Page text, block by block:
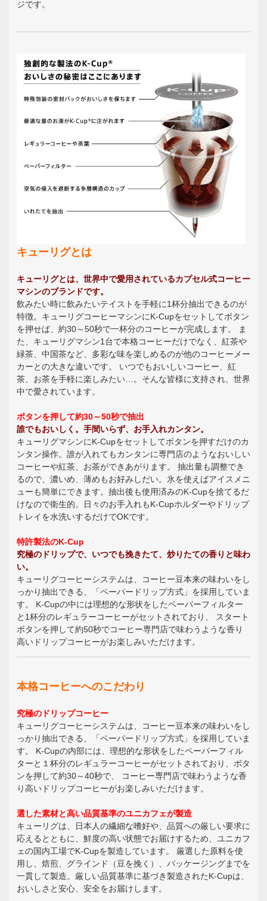
ジです。
キューリグとは
キューリグとは、世界中で愛用されているカプセル式コーヒー
マシンのブランドです。
飲みたい時に飲みたいテイストを手軽に1杯分抽出できるのが
特徴。キューリグコーヒーマシンにK-Cupをセットしてボタン
を押せば、約30～50秒で一杯分のコーヒーが完成します。 ま
た、キューリグマシン1台で本格コーヒーだけでなく、紅茶や
緑茶、中国茶など、多彩な味を楽しめるのが他のコーヒーメー
カーとの大きな違いです。 いつでもおいしいコーヒー、紅
茶、お茶を手軽に楽しみたい…。そんな皆様に支持され、世界
中で愛されています。
ボタンを押して約30～50秒で抽出
誰でもおいしく。手間いらず、お手入れカンタン。
キューリグマシンにK-Cupをセットしてボタンを押すだけのカ
ンタン操作。誰が入れてもカンタンに専門店のようなおいしい
コーヒーや紅茶、お茶ができあがります。 抽出量も調整でき
るので、濃いめ、薄めもお好みしだい。氷を使えばアイスメニ
ューも簡単にできます。抽出後も使用済みのK-Cupを捨てるだ
けなので衛生的。日々のお手入れもK-Cupホルダーやドリップ
トレイを水洗いするだけでOKです。
特許製法のK-Cup
究極のドリップで、いつでも挽きたて、炒りたての香りと味わ
い。
キューリグコーヒーシステムは、コーヒー豆本来の味わいをし
っかり抽出できる、「ペーパードリップ方式」を採用していま
す。 K-Cupの中には理想的な形状をしたペーパーフィルター
と1杯分のレギュラーコーヒーがセットされており、 スタート
ボタンを押して約50秒でコーヒー専門店で味わうような香り
高いドリップコーヒーがお楽しみいただけます。
本格コーヒーへのこだわり
究極のドリップコーヒー
キューリグコーヒーシステムは、コーヒー豆本来の味わいをし
っかり抽出できる、「ペーパードリップ方式」を採用していま
す。 K-Cupの内部には、理想的な形状をしたペーパーフィル
ターと１杯分のレギュラーコーヒーがセットされており、ボタ
ンを押して約30～40秒で、 コーヒー専門店で味わうような香
り高いドリップコーヒーがお楽しみいただけます。
選した素材と高い品質基準のユニカフェが製造
キューリグは、日本人の繊細な嗜好や、品質への厳しい要求に
応えるとともに、鮮度の高い状態でお届けするため、ユニカフ
ェの国内工場でK-Cupを製造しています。 厳選した原料を使
用し、焙煎、グラインド（豆を挽く）、パッケージングまでを
一貫して製造。厳しい品質基準に基づき製造されたK-Cupは、
おいしさと安心、安全をお届けします。